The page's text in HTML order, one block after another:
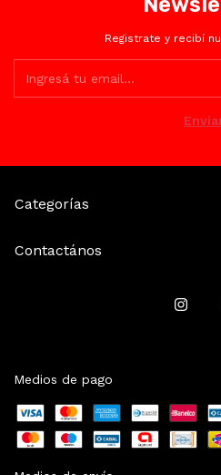
Registrate y recibí
Categorías
Contactános
Medios de pago